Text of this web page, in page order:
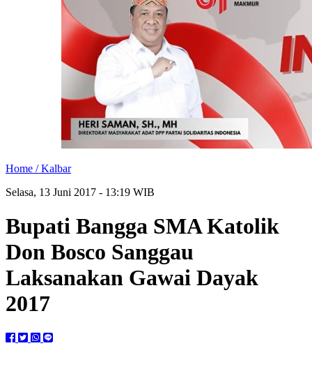
Home /Kalbar
Selasa, 13 Juni 2017 - 13:19 WIB
Bupati Bangga SMA Katolik
Don Bosco Sanggau
Laksanakan Gawai Dayak
2017